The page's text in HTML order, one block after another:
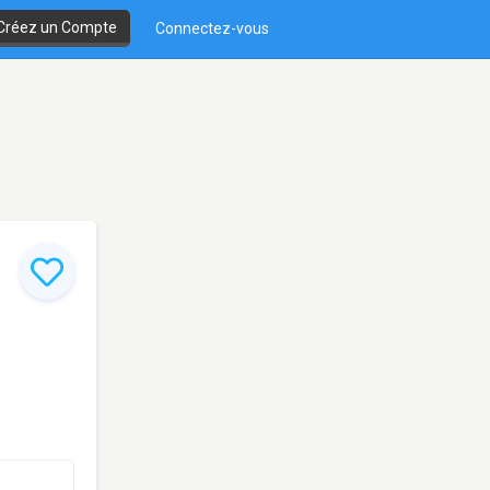
un Compte Connectez-vous